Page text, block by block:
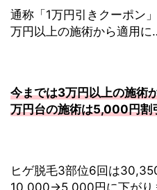
通称「1万円引きクーポン
万円以上の施術から適用に
今までは3万円以上の施術
万円台の施術は5,000円割
ヒゲ脱毛3部位6回は
10,000→5,000円に下がり